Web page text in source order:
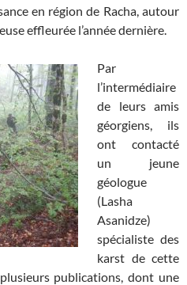
en région de Racha, autour
effleurée l’année dernière.
Par
l’intermédiaire
de leurs amis
géorgiens, ils
ont contacté
un jeune
géologue
(Lasha
Asanidze)
spécialiste des
karst de cette
publications, dont une